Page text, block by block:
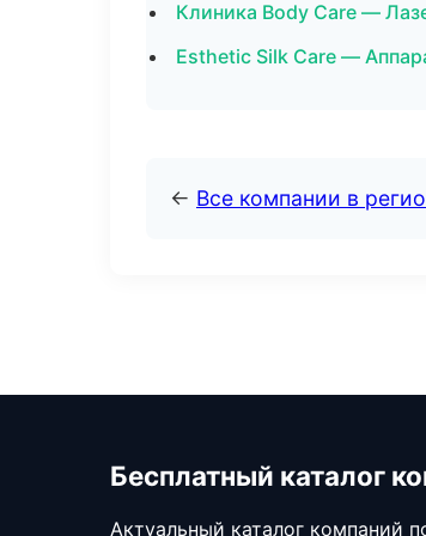
Клиника Body Care —
Esthetic Silk Care —
← Все компании в
Бесплатный каталог
Актуальный каталог компаний